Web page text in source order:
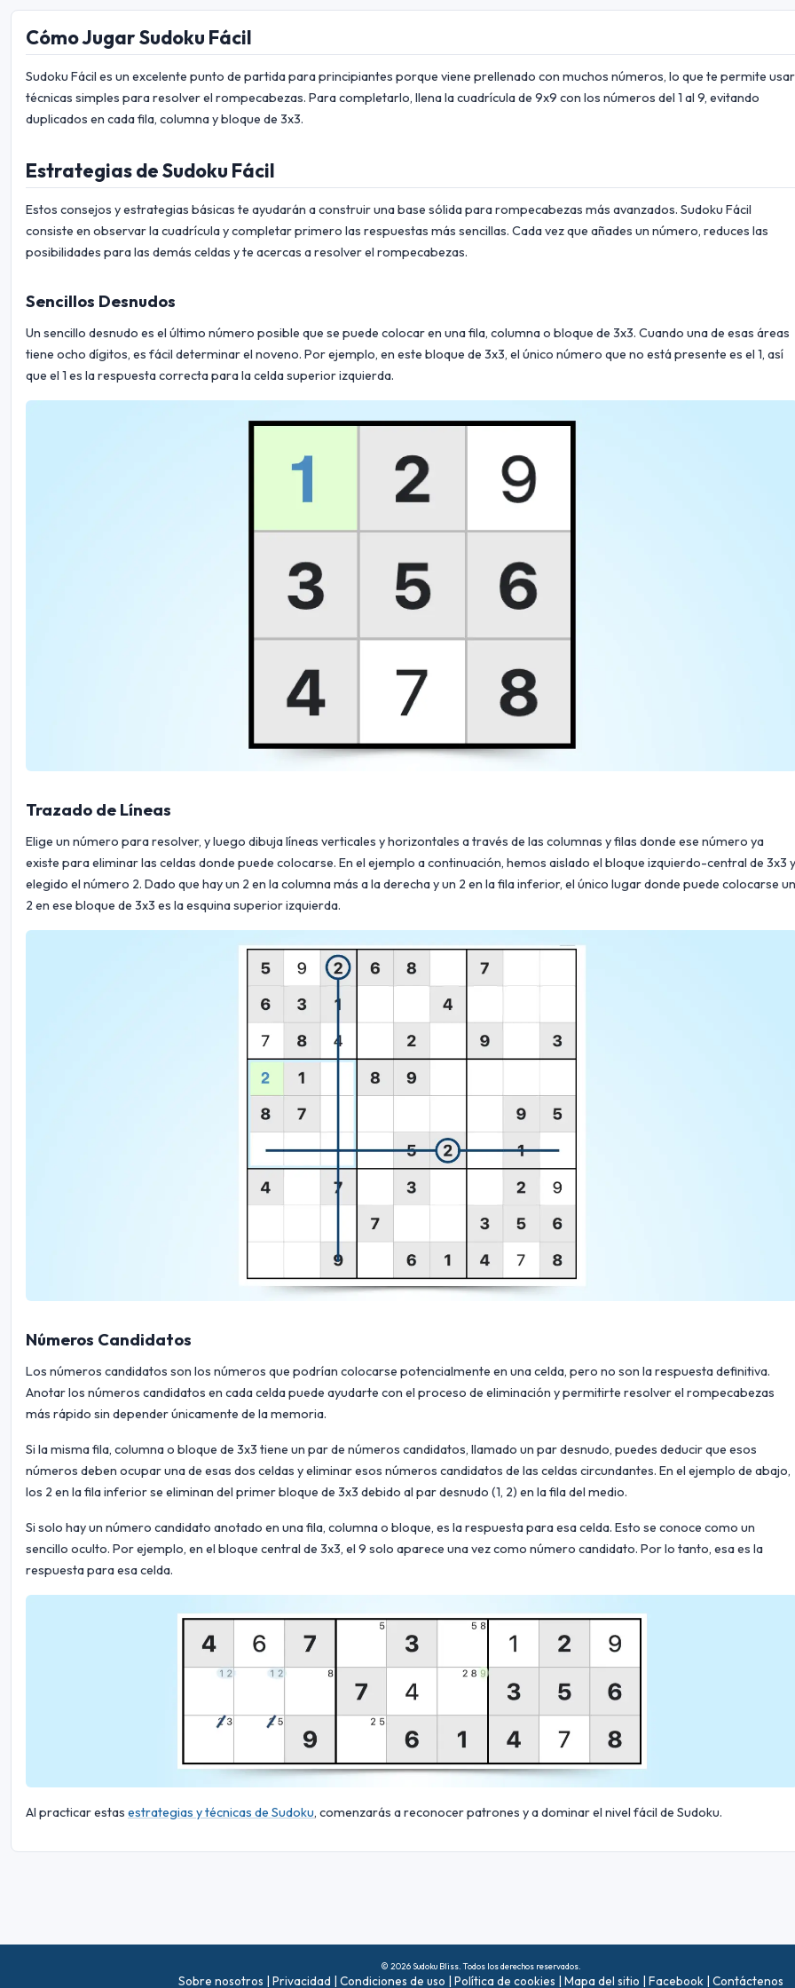
Cómo Jugar Sudoku Fácil
Sudoku Fácil es un excelente punto de partida para principiantes porque viene prellenado con muchos números, lo que te permite usar
técnicas simples para resolver el rompecabezas. Para completarlo, llena la cuadrícula de 9x9 con los números del 1 al 9, evitando
duplicados en cada fila, columna y bloque de 3x3.
Estrategias de Sudoku Fácil
Estos consejos y estrategias básicas te ayudarán a construir una base sólida para rompecabezas más avanzados. Sudoku Fácil
consiste en observar la cuadrícula y completar primero las respuestas más sencillas. Cada vez que añades un número, reduces las
posibilidades para las demás celdas y te acercas a resolver el rompecabezas.
Sencillos Desnudos
Un sencillo desnudo es el último número posible que se puede colocar en una fila, columna o bloque de 3x3. Cuando una de esas áreas
tiene ocho dígitos, es fácil determinar el noveno. Por ejemplo, en este bloque de 3x3, el único número que no está presente es el 1, así
que el 1 es la respuesta correcta para la celda superior izquierda.
Trazado de Líneas
Elige un número para resolver, y luego dibuja líneas verticales y horizontales a través de las columnas y filas donde ese número ya
existe para eliminar las celdas donde puede colocarse. En el ejemplo a continuación, hemos aislado el bloque izquierdo-central de 3x3 y
elegido el número 2. Dado que hay un 2 en la columna más a la derecha y un 2 en la fila inferior, el único lugar donde puede colocarse un
2 en ese bloque de 3x3 es la esquina superior izquierda.
Números Candidatos
Los números candidatos son los números que podrían colocarse potencialmente en una celda, pero no son la respuesta definitiva.
Anotar los números candidatos en cada celda puede ayudarte con el proceso de eliminación y permitirte resolver el rompecabezas
más rápido sin depender únicamente de la memoria.
Si la misma fila, columna o bloque de 3x3 tiene un par de números candidatos, llamado un par desnudo, puedes deducir que esos
números deben ocupar una de esas dos celdas y eliminar esos números candidatos de las celdas circundantes. En el ejemplo de abajo,
los 2 en la fila inferior se eliminan del primer bloque de 3x3 debido al par desnudo (1, 2) en la fila del medio.
Si solo hay un número candidato anotado en una fila, columna o bloque, es la respuesta para esa celda. Esto se conoce como un
sencillo oculto. Por ejemplo, en el bloque central de 3x3, el 9 solo aparece una vez como número candidato. Por lo tanto, esa es la
respuesta para esa celda.
Al practicar estas estrategias y técnicas de Sudoku, comenzarás a reconocer patrones y a dominar el nivel fácil de Sudoku.
© 2026 Sudoku Bliss. Todos los derechos reservados.
Sobre nosotros | Privacidad | Condiciones de uso | Política de cookies | Mapa del sitio | Facebook| Contáctenos